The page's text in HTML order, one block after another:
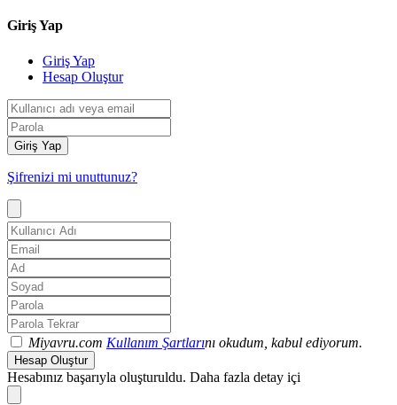
Giriş Yap
Giriş Yap
Hesap Oluştur
Giriş Yap
Şifrenizi mi unuttunuz?
Miyavru.com Kullanım Şartlarını okudum, kabul ediyorum.
Hesap Oluştur
Hesabınız başarıyla oluşturuldu. Daha fazla detay içi